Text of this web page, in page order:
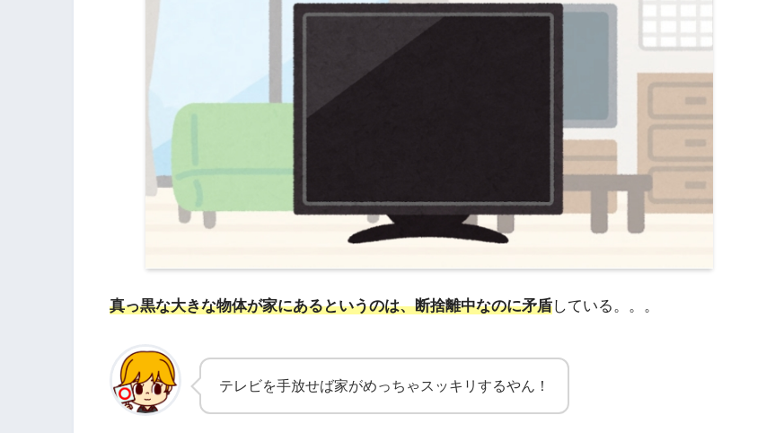
真っ黒な大きな物体が家にあるというのは、断捨離中なのに矛盾している。。。
テレビを手放せば家がめっちゃスッキリするやん！